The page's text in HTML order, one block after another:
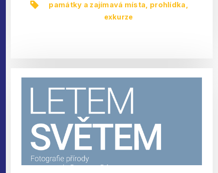
památky a zajímavá místa
prohlídka,
exkurze